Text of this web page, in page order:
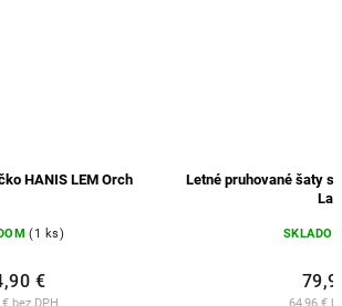
Letné pruhované šaty s krátkymi rukávmi ZAN